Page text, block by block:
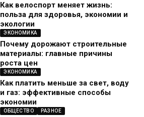
Как велоспорт меняет жизнь:
польза для здоровья, экономии и
экологии
ЭКОНОМИКА
Почему дорожают строительные
материалы: главные причины
роста цен
ЭКОНОМИКА
Как платить меньше за свет, воду
и газ: эффективные способы
экономии
ОБЩЕСТВО РАЗНОЕ